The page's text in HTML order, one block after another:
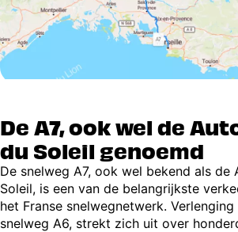
De A7, ook wel de
du Soleil genoemd
De snelweg A7, ook wel bekend als de
Soleil, is een van de belangrijkste
het Franse snelwegnetwerk.
snelweg A6, strekt zich uit over